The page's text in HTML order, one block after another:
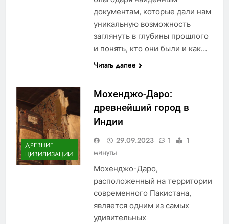
документам, которые дали нам
уникальную возможность
заглянуть в глубины прошлого
и понять, кто они были и как…
Читать далее
ДРЕВНИЕ
ЦИВИЛИЗАЦИИ
Мохенджо-Даро:
древнейший город в
Индии
29.09.2023 1
1
минуты
Мохенджо-Даро,
расположенный на территории
современного Пакистана,
является одним из самых
удивительных